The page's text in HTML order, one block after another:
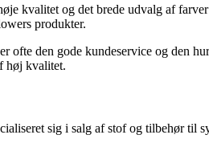
kvalitet og det brede udvalg af
produkter.
ofte den gode kundeservice og den
høj kvalitet.
sig i salg af stof og tilbehør til